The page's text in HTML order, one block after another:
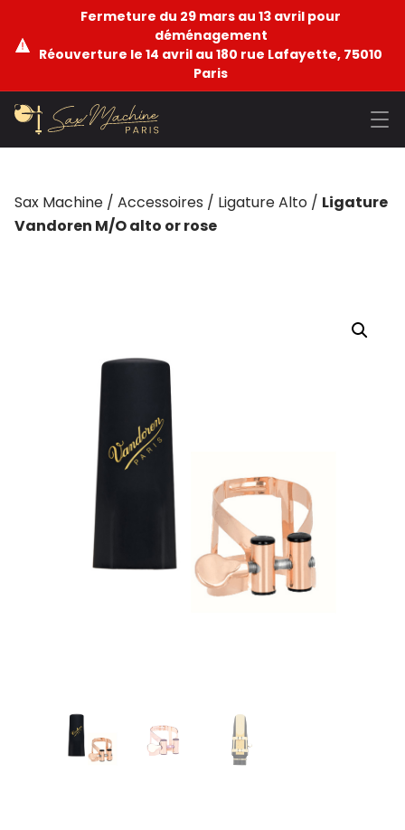
Fermeture du 29 mars au 13 avril pour
déménagement
Réouverture le 14 avril au 180 rue Lafayette, 75010
Paris
Sax Machine / Accessoires / Ligature Alto / Ligature
Vandoren M/O alto or rose